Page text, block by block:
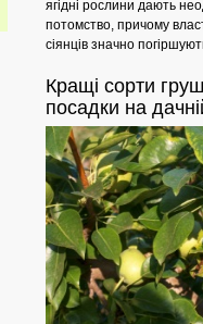
ягідні рослини дають
потомство, причому
сіянців значно
Кращі сорти
посадки на